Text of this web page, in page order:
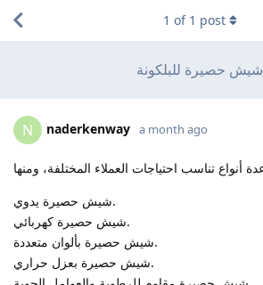
شيش حصيرة للبلكونة
1 of 1 post
N naderkenway a month ago
شيش حصيرة يدوي.
شيش حصيرة كهربائي.
شيش حصيرة بألوان متعددة.
شيش حصيرة بعزل حراري.